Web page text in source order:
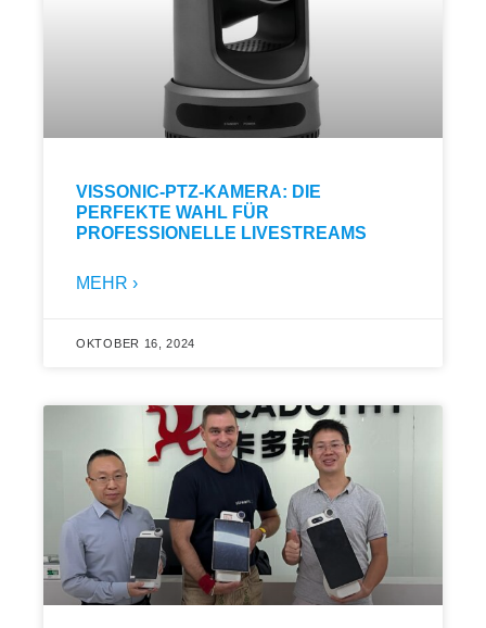
VISSONIC-PTZ-KAMERA: DIE
PERFEKTE WAHL FÜR
PROFESSIONELLE LIVESTREAMS
MEHR ›
OKTOBER 16, 2024